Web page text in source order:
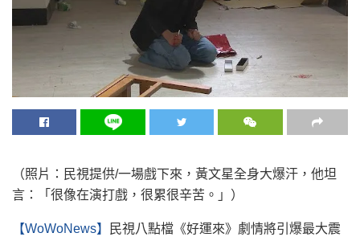
（照片：民視提供/一場戲下來，黃文星全身大爆汗，他坦
言：「很像在演打戲，很累很辛苦。」）
【WoWoNews】
民視八點檔《好運來》劇情將引爆最大震